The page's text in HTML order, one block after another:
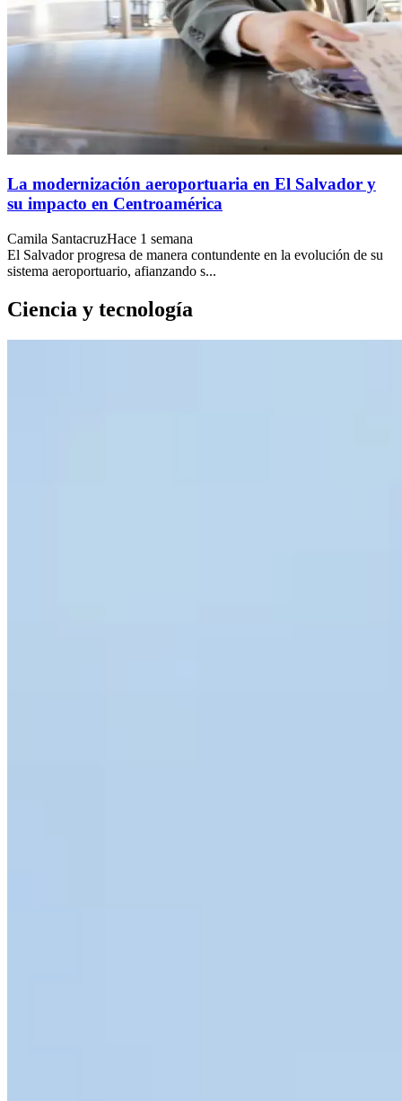
La modernización aeroportuaria en El Salvador y
su impacto en Centroamérica
Camila SantacruzHace 1 semana
El Salvador progresa de manera contundente en la evolución de su
sistema aeroportuario, afianzando s...
Ciencia y tecnología